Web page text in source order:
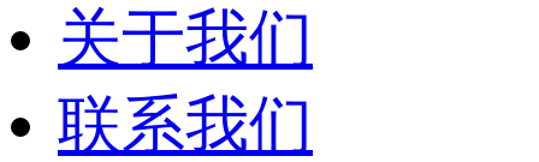
关于我们
联系我们